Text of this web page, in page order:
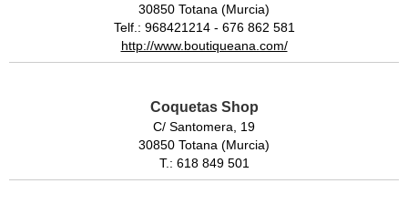
30850 Totana (Murcia)
Telf.: 968421214 - 676 862 581
http://www.boutiqueana.com/
Coquetas Shop
C/ Santomera, 19
30850 Totana (Murcia)
T.: 618 849 501